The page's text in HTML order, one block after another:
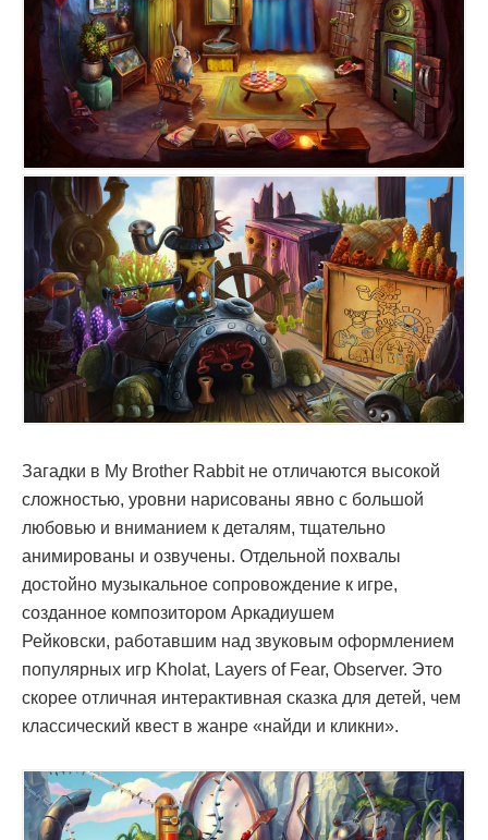
Загадки в My Brother Rabbit не отличаются высокой
сложностью, уровни нарисованы явно с большой
любовью и вниманием к деталям, тщательно
анимированы и озвучены. Отдельной похвалы
достойно музыкальное сопровождение к игре,
созданное композитором Аркадиушем
Рейковски, работавшим над звуковым оформлением
популярных игр Kholat, Layers of Fear, Observer. Это
скорее отличная интерактивная сказка для детей, чем
классический квест в жанре «найди и кликни».